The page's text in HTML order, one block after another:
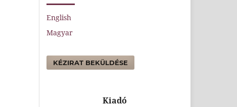
English
Magyar
KÉZIRAT BEKÜLDÉSE
Kiadó